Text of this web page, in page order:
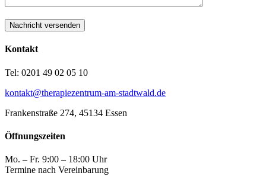
Kontakt
Tel: 0201 49 02 05 10
kontakt@therapiezentrum-am-stadtwald.de
Frankenstraße 274, 45134 Essen
Öffnungszeiten
Mo. – Fr. 9:00 – 18:00 Uhr
Termine nach Vereinbarung